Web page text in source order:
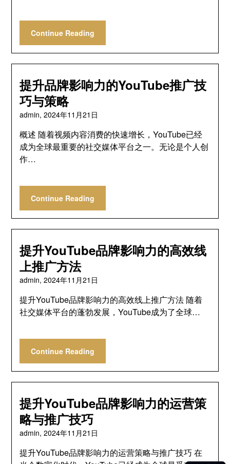
Continue Reading
提升品牌影响力的YouTube推广技
巧与策略
admin,2024年11月21日
概述 随着视频内容消费的快速增长，YouTube已经
成为全球最重要的社交媒体平台之一。无论是个人创
作…
Continue Reading
提升YouTube品牌影响力的高效线
上推广方法
admin,2024年11月21日
提升YouTube品牌影响力的高效线上推广方法 随着
社交媒体平台的蓬勃发展，YouTube成为了全球…
Continue Reading
提升YouTube品牌影响力的运营策
略与推广技巧
admin,2024年11月21日
提升YouTube品牌影响力的运营策略与推广技巧 在